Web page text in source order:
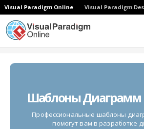
Visual Paradigm Online Visual Paradigm
Шаблоны Диаграмм
Профессиональные шаблоны
помогут вам в разработке